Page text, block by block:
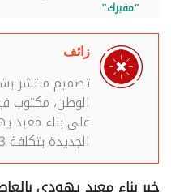
"مفبرك"
زائف
تصميم منتشر
الوطن، مكتوب
على بناء معبد
الجديدة بتكلفة 3 مليار جنيه"